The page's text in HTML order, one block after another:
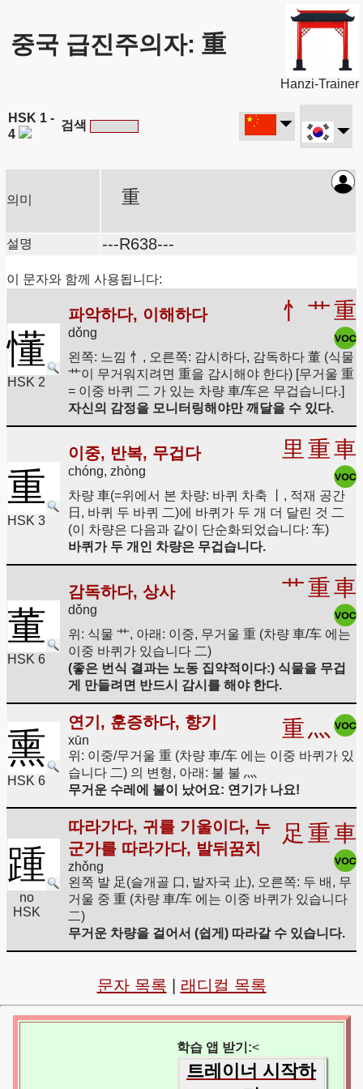
중국 급진주의자: 重
Hanzi-Trainer
HSK 1 -
4
검색
의미 重
설명 ---R638---
이 문자와 함께 사용됩니다:
懂
HSK 2
파악하다, 이해하다
dǒng
忄 艹重
왼쪽: 느낌 忄, 오른쪽: 감시하다, 감독하다 董 (식물
艹이 무거워지려면 重을 감시해야 한다) [무거울 重
= 이중 바퀴 二 가 있는 차량 車/车은 무겁습니다.]
자신의 감정을 모니터링해야만 깨달을 수 있다.
重
HSK 3
이중, 반복, 무겁다
chóng, zhòng
里 重車
차량 車(=위에서 본 차량: 바퀴 차축 丨, 적재 공간
日, 바퀴 두 바퀴 二)에 바퀴가 두 개 더 달린 것 二
(이 차량은 다음과 같이 단순화되었습니다: 车)
바퀴가 두 개인 차량은 무겁습니다.
董
HSK 6
감독하다, 상사
dǒng
艹重車
위: 식물 艹, 아래: 이중, 무거울 重 (차량 車/车 에는
이중 바퀴가 있습니다 二)
(좋은 번식 결과는 노동 집약적이다:) 식물을 무겁
게 만들려면 반드시 감시를 해야 한다.
熏
HSK 6
연기, 훈증하다, 향기
xūn 重灬
위: 이중/무거울 重 (차량 車/车 에는 이중 바퀴가 있
습니다 二) 의 변형, 아래: 불 불 灬
무거운 수레에 불이 났어요: 연기가 나요!
踵
no
HSK
따라가다, 귀를 기울이다, 누
군가를 따라가다, 발뒤꿈치
zhǒng
足 重車
왼쪽 발 足(슬개골 口, 발자국 止), 오른쪽: 두 배, 무
거울 중 重 (차량 車/车 에는 이중 바퀴가 있습니다
二)
무거운 차량을 걸어서 (쉽게) 따라갈 수 있습니다.
문자 목록 래디컬 목록
학습 앱 받기:<
트레이너 시작하